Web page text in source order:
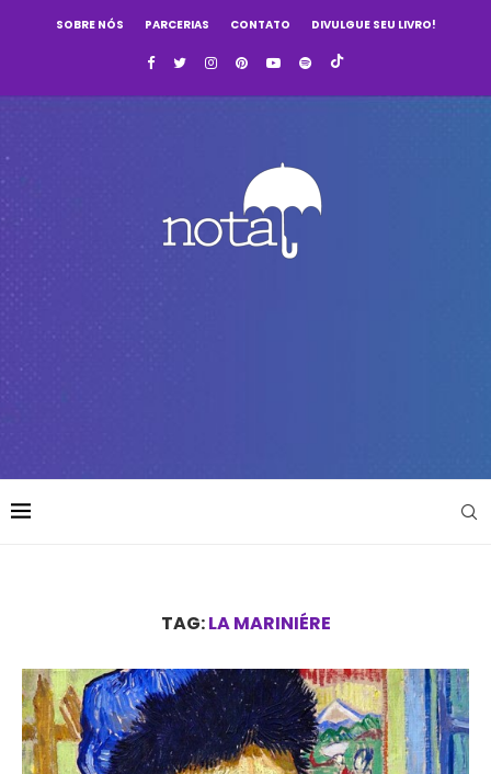
SOBRE NÓS PARCERIAS CONTATO DIVULGUE SEU LIVRO!
TAG:LA MARINIÉRE